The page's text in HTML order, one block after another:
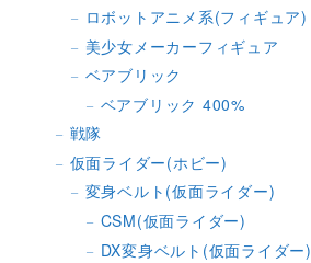
ロボットアニメ系(フィギュア)
美少女メーカーフィギュア
ベアブリック
ベアブリック 400%
戦隊
仮面ライダー(ホビー)
変身ベルト(仮面ライダー)
CSM(仮面ライダー)
DX変身ベルト(仮面ライダー)